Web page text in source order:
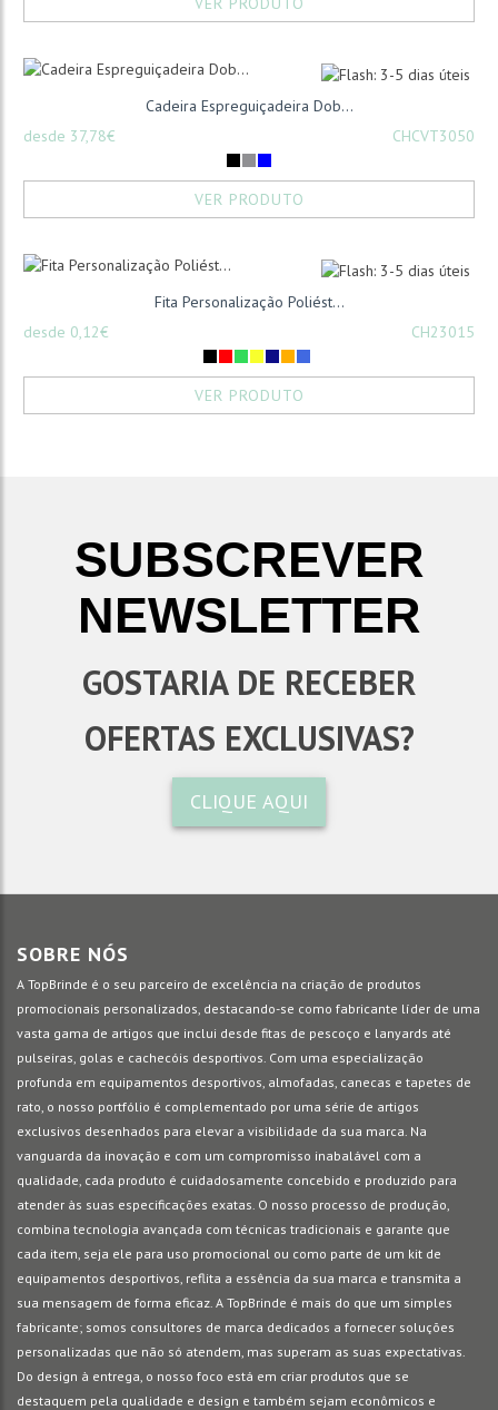
Cadeira Espreguiçadeira Dob...
desde 37,78€
CHCVT3050
VER PRODUTO
Fita Personalização Poliést...
desde 0,12€
CH23015
VER PRODUTO
SUBSCREVER
NEWSLETTER
GOSTARIA DE RECEBER
OFERTAS EXCLUSIVAS?
CLIQUE AQUI
SOBRE NÓS
A TopBrinde é o seu parceiro de excelência na criação de produtos
promocionais personalizados, destacando-se como fabricante líder de uma
vasta gama de artigos que inclui desde fitas de pescoço e lanyards até
pulseiras, golas e cachecóis desportivos. Com uma especialização
profunda em equipamentos desportivos, almofadas, canecas e tapetes de
rato, o nosso portfólio é complementado por uma série de artigos
exclusivos desenhados para elevar a visibilidade da sua marca. Na
vanguarda da inovação e com um compromisso inabalável com a
qualidade, cada produto é cuidadosamente concebido e produzido para
atender às suas especificações exatas. O nosso processo de produção,
combina tecnologia avançada com técnicas tradicionais e garante que
cada item, seja ele para uso promocional ou como parte de um kit de
equipamentos desportivos, reflita a essência da sua marca e transmita a
sua mensagem de forma eficaz. A TopBrinde é mais do que um simples
fabricante; somos consultores de marca dedicados a fornecer soluções
personalizadas que não só atendem, mas superam as suas expectativas.
Do design à entrega, o nosso foco está em criar produtos que se
destaquem pela qualidade e design e também sejam econômicos e